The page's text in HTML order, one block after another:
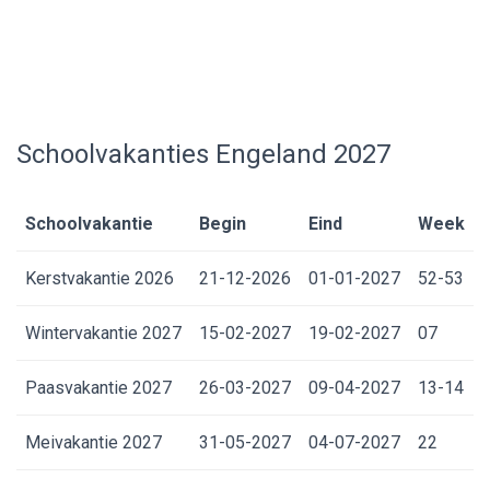
Schoolvakanties Engeland 2027
Schoolvakantie Begin Eind Week
Kerstvakantie 2026 21-12-2026 01-01-2027 52-53
Wintervakantie 2027 15-02-2027 19-02-2027 07
Paasvakantie 2027 26-03-2027 09-04-2027 13-14
Meivakantie 2027 31-05-2027 04-07-2027 22